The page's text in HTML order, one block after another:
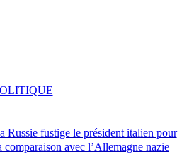
Russie fustige le président italien pour
comparaison avec l’Allemagne nazie